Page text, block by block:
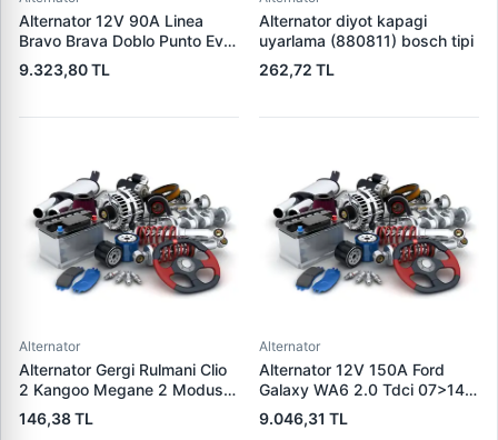
Alternator 12V 90A Linea
Bravo Brava Doblo Punto Evo
1,2 / 1,4 | DENSO DAN519 |
OEM 1535437 1673521
9.323,80 TL
Alternator diyot kapagi
uyarlama (880811) bosch tipi
262,72 TL
Alternator
Alternator Gergi Rulmani Clio
2 Kangoo Megane 2 Modus
Micra 3 1.5DCI / 1.4 / 1.6 16V
K4M K4J K9K | WAGENBURG
146,38 TL
Alternator
Alternator 12V 150A Ford
Galaxy WA6 2.0 Tdci 07>14
S-Max 07>14 | WAI 23953N |
OEM 1376501 6G9N-10300-
9.046,31 TL